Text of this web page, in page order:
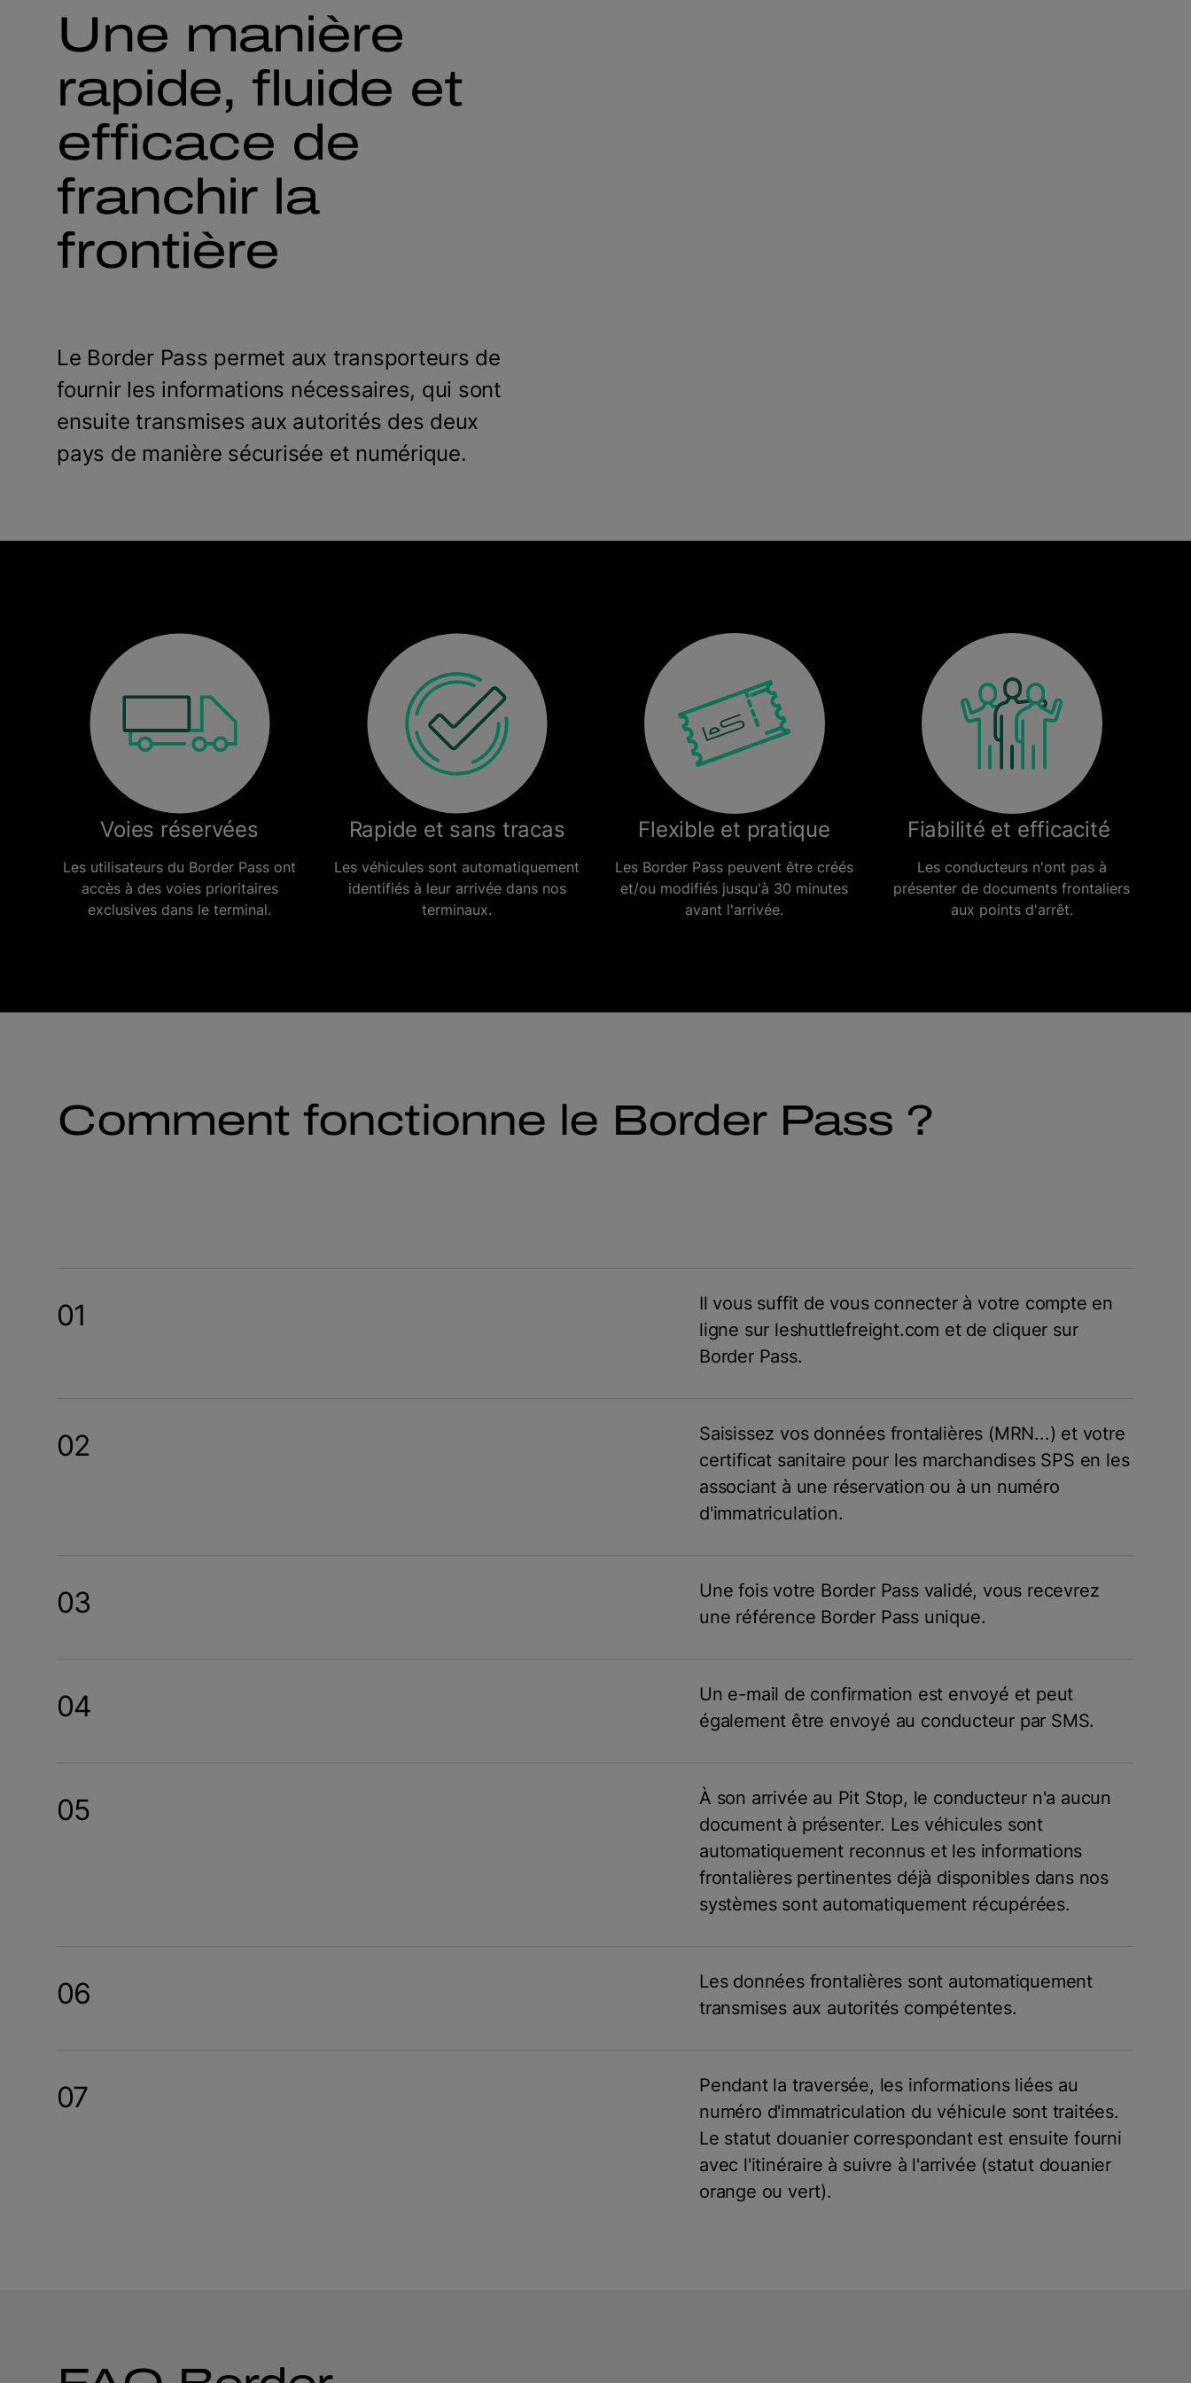
Une manière
rapide, fluide et
efficace de
franchir la
frontière
Le Border Pass permet aux transporteurs de
fournir les informations nécessaires, qui sont
ensuite transmises aux autorités des deux
pays de manière sécurisée et numérique.
Voies réservées
Les utilisateurs du Border Pass ont
accès à des voies prioritaires
exclusives dans le terminal.
Rapide et sans tracas
Les véhicules sont automatiquement
identifiés à leur arrivée dans nos
terminaux.
Flexible et pratique
Les Border Pass peuvent être créés
et/ou modifiés jusqu'à 30 minutes
avant l'arrivée.
Fiabilité et efficacité
Les conducteurs n'ont pas à
présenter de documents frontaliers
aux points d'arrêt.
Comment fonctionne le Border Pass ?
Il vous suffit de vous connecter à votre compte en
ligne sur leshuttlefreight.com et de cliquer sur
Border Pass.
Saisissez vos données frontalières (MRN...) et votre
certificat sanitaire pour les marchandises SPS en les
associant à une réservation ou à un numéro
d'immatriculation.
Une fois votre Border Pass validé, vous recevrez
une référence Border Pass unique.
Un e-mail de confirmation est envoyé et peut
également être envoyé au conducteur par SMS.
À son arrivée au Pit Stop, le conducteur n'a aucun
document à présenter. Les véhicules sont
automatiquement reconnus et les informations
frontalières pertinentes déjà disponibles dans nos
systèmes sont automatiquement récupérées.
Les données frontalières sont automatiquement
transmises aux autorités compétentes.
Pendant la traversée, les informations liées au
numéro d'immatriculation du véhicule sont traitées.
Le statut douanier correspondant est ensuite fourni
avec l'itinéraire à suivre à l'arrivée (statut douanier
orange ou vert).